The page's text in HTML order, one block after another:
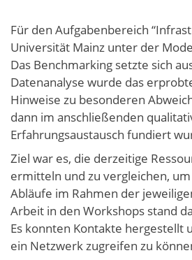
Für den Aufgabenbereich
Universität Mainz unter der
Das Benchmarking setzte sich
Datenanalyse wurde das
Hinweise zu besonderen
dann im anschließenden
Erfahrungsaustausch fundiert
Ziel war es, die derzeitige
ermitteln und zu vergleichen,
Abläufe im Rahmen der
Arbeit in den Workshops stand
Es konnten Kontakte hergestellt
ein Netzwerk zugreifen zu